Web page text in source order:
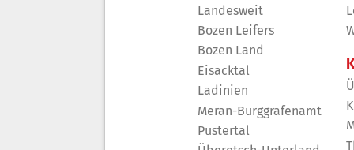
Landesweit
Bozen Leifers
Bozen Land
Eisacktal
Ladinien
Meran-Burggrafenamt
Pustertal